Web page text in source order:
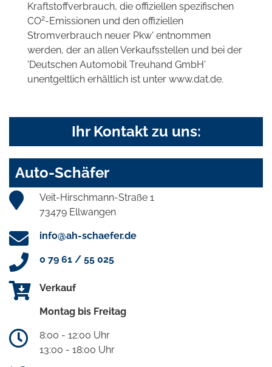
Kraftstoffverbrauch, die offiziellen spezifischen
CO2-Emissionen und den offiziellen
Stromverbrauch neuer Pkw' entnommen
werden, der an allen Verkaufsstellen und bei der
'Deutschen Automobil Treuhand GmbH'
unentgeltlich erhältlich ist unter www.dat.de.
Ihr Kontakt zu uns:
Auto-Schäfer
Veit-Hirschmann-Straße 1
73479 Ellwangen
info@ah-schaefer.de
0 79 61 / 55 025
Verkauf
Montag bis Freitag
8:00 - 12:00 Uhr
13:00 - 18:00 Uhr